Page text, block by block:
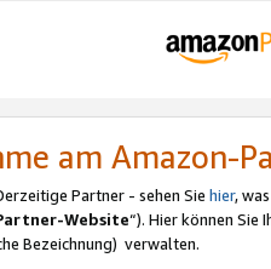
am Amazon-
Partner - sehen Sie hier,
Website“). Hier können Sie
Bezeichnung) verwalten.